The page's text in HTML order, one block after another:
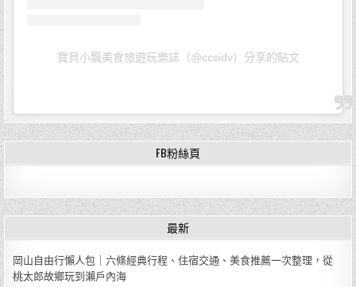
寶貝小飄美食旅遊玩樂誌（@ccsidv）分享的貼文
FB粉絲頁
最新
岡山自由行懶人包｜六條經典行程、住宿交通、美食推薦一次整理，從
桃太郎故鄉玩到瀨戶內海